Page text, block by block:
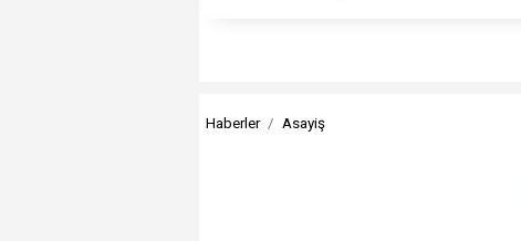
Haberler Asayiş